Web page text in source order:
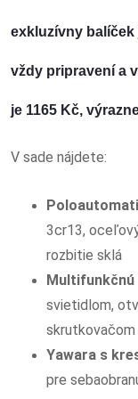
exkluzívny
vždy pripravení a
je 1165 Kč,
V sade nájdete:
3cr13,
rozbitie sklá
svietidlom,
skrutkovačom .
Yawara s
pre